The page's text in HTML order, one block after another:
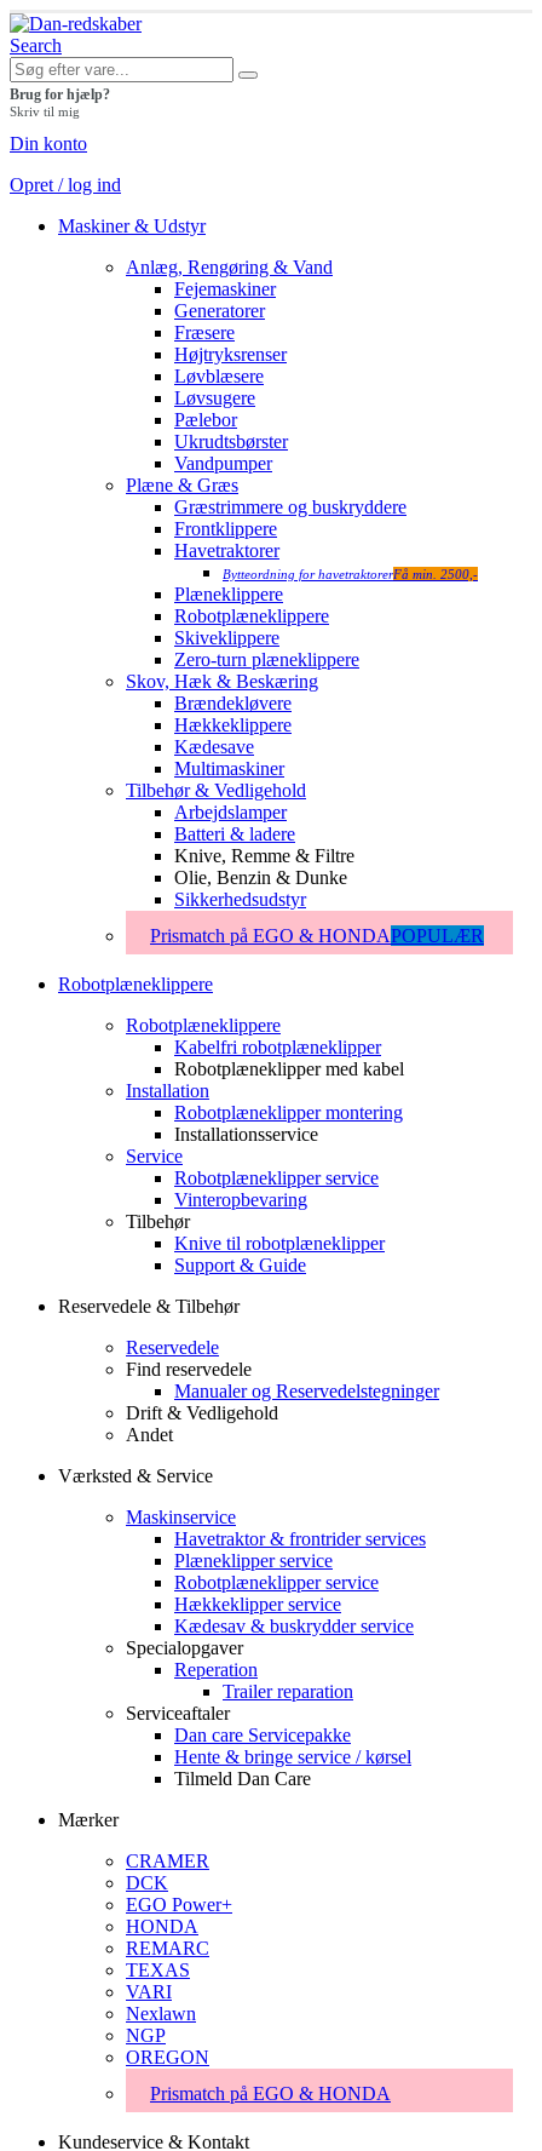
Search
Brug for hjælp?
Skriv til mig
Din konto
Opret / log ind
Maskiner & Udstyr
Anlæg, Rengøring & Vand
Fejemaskiner
Generatorer
Fræsere
Højtryksrenser
Løvblæsere
Løvsugere
Pælebor
Ukrudtsbørster
Vandpumper
Plæne & Græs
Græstrimmere og buskryddere
Frontklippere
Havetraktorer
Bytteordning for havetraktorerFå min. 2500,-
Plæneklippere
Robotplæneklippere
Skiveklippere
Zero-turn plæneklippere
Skov, Hæk & Beskæring
Brændekløvere
Hækkeklippere
Kædesave
Multimaskiner
Tilbehør & Vedligehold
Arbejdslamper
Batteri & ladere
Knive, Remme & Filtre
Olie, Benzin & Dunke
Sikkerhedsudstyr
Prismatch på EGO & HONDAPOPULÆR
Robotplæneklippere
Robotplæneklippere
Kabelfri robotplæneklipper
Robotplæneklipper med kabel
Installation
Robotplæneklipper montering
Installationsservice
Service
Robotplæneklipper service
Vinteropbevaring
Tilbehør
Knive til robotplæneklipper
Support & Guide
Reservedele & Tilbehør
Reservedele
Find reservedele
Manualer og Reservedelstegninger
Drift & Vedligehold
Andet
Værksted & Service
Maskinservice
Havetraktor & frontrider services
Plæneklipper service
Robotplæneklipper service
Hækkeklipper service
Kædesav & buskrydder service
Specialopgaver
Reperation
Trailer reparation
Serviceaftaler
Dan care Servicepakke
Hente & bringe service / kørsel
Tilmeld Dan Care
Mærker
CRAMER
DCK
EGO Power+
HONDA
REMARC
TEXAS
VARI
Nexlawn
NGP
OREGON
Prismatch på EGO & HONDA
Kundeservice & Kontakt